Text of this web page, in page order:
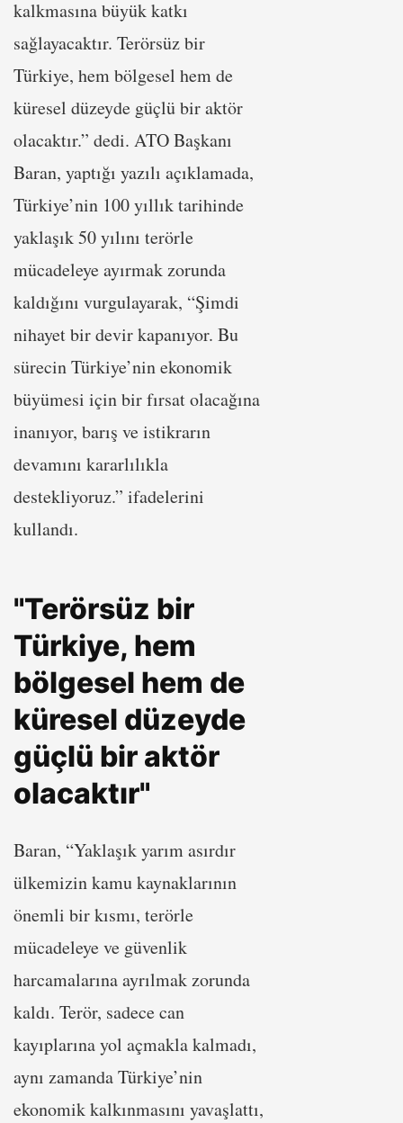
kalkmasına büyük katkı
sağlayacaktır. Terörsüz bir
Türkiye, hem bölgesel hem de
küresel düzeyde güçlü bir aktör
olacaktır.” dedi. ATO Başkanı
Baran, yaptığı yazılı açıklamada,
Türkiye’nin 100 yıllık tarihinde
yaklaşık 50 yılını terörle
mücadeleye ayırmak zorunda
kaldığını vurgulayarak, “Şimdi
nihayet bir devir kapanıyor. Bu
sürecin Türkiye’nin ekonomik
büyümesi için bir fırsat olacağına
inanıyor, barış ve istikrarın
devamını kararlılıkla
destekliyoruz.” ifadelerini
kullandı.
"Terörsüz bir
Türkiye, hem
bölgesel hem de
küresel düzeyde
güçlü bir aktör
olacaktır"
Baran, “Yaklaşık yarım asırdır
ülkemizin kamu kaynaklarının
önemli bir kısmı, terörle
mücadeleye ve güvenlik
harcamalarına ayrılmak zorunda
kaldı. Terör, sadece can
kayıplarına yol açmakla kalmadı,
aynı zamanda Türkiye’nin
ekonomik kalkınmasını yavaşlattı,